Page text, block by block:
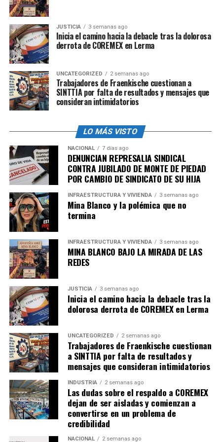
presentará este miércoles en un evento de la
empresaActinver
principal orador.
La última vez que Ernesto Zedillo habló sobre México
fue en un evento organizado por la Universidad de
Chicago, llamado Foro Global sobre Problemas de
Disparidad en AMérica Latina, Palestina e Irán, desde
donde habló sobre las características que debe tener la
próxima presidenta.
admin
JUSTICIA 3 semanas ago
Inicia el camino hacia la debacle tras la dolorosa
derrota de COREMEX en Lerma
UNCATEGORIZED 2 semanas ago
Trabajadores de Fraenkische cuestionan a
SINTTIA por falta de resultados y mensajes que
consideran intimidatorios
LO MÁS VISTO
NACIONAL 7 días ago
DENUNCIAN REPRESALIA SINDICAL
CONTRA JUBILADO DE MONTE DE PIEDAD
POR CAMBIO DE SINDICATO DE SU HIJA
INFRAESTRUCTURA Y VIVIENDA 3 semanas ago
Mina Blanco y la polémica que no
termina
INFRAESTRUCTURA Y VIVIENDA 3 semanas ago
MINA BLANCO BAJO LA MIRADA DE LAS
REDES
JUSTICIA 3 semanas ago
Inicia el camino hacia la debacle tras la
dolorosa derrota de COREMEX en Lerma
UNCATEGORIZED 2 semanas ago
Trabajadores de Fraenkische cuestionan
a SINTTIA por falta de resultados y
mensajes que consideran intimidatorios
INDUSTRIA 2 semanas ago
Las dudas sobre el respaldo a COREMEX
dejan de ser aisladas y comienzan a
convertirse en un problema de
credibilidad
NACIONAL 2 semanas ago